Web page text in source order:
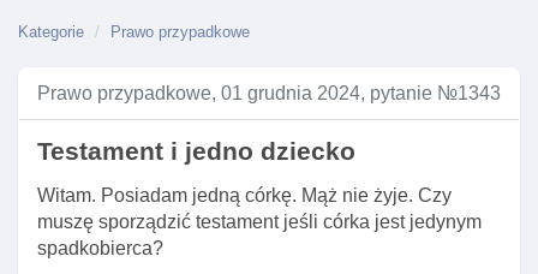
Kategorie Prawo przypadkowe
Prawo przypadkowe, 01 grudnia 2024, pytanie №1343
Testament i jedno dziecko
Witam. Posiadam jedną córkę. Mąż nie żyje. Czy
muszę sporządzić testament jeśli córka jest jedynym
spadkobierca?